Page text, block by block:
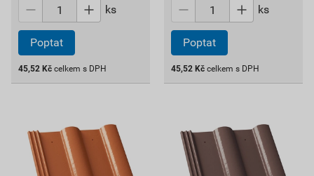
ks
Poptat
45,52 Kč celkem s DPH
ks
Poptat
45,52 Kč celkem s DPH